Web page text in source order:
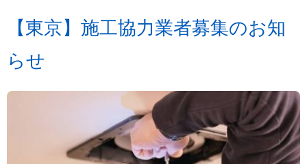
【東京】施工協力業者募集のお知
らせ